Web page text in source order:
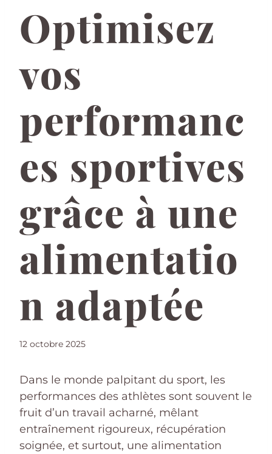
Optimisez
vos
performanc
es sportives
grâce à une
alimentatio
n adaptée
12 octobre 2025
Dans le monde palpitant du sport, les
performances des athlètes sont souvent le
fruit d’un travail acharné, mêlant
entraînement rigoureux, récupération
soignée, et surtout, une alimentation